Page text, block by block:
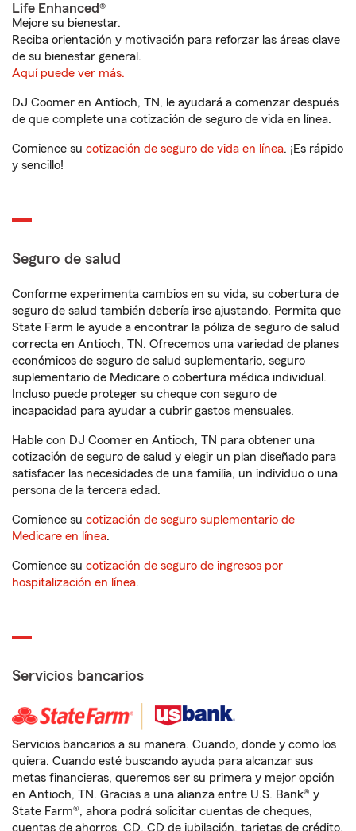
Life Enhanced®
Mejore su bienestar.
Reciba orientación y motivación para reforzar las áreas clave
de su bienestar general.
Aquí puede ver más.
DJ Coomer en Antioch, TN, le ayudará a comenzar después
de que complete una cotización de seguro de vida en línea.
Comience su cotización de seguro de vida en línea. ¡Es rápido
y sencillo!
Seguro de salud
Conforme experimenta cambios en su vida, su cobertura de
seguro de salud también debería irse ajustando. Permita que
State Farm le ayude a encontrar la póliza de seguro de salud
correcta en Antioch, TN. Ofrecemos una variedad de planes
económicos de seguro de salud suplementario, seguro
suplementario de Medicare o cobertura médica individual.
Incluso puede proteger su cheque con seguro de
incapacidad para ayudar a cubrir gastos mensuales.
Hable con DJ Coomer en Antioch, TN para obtener una
cotización de seguro de salud y elegir un plan diseñado para
satisfacer las necesidades de una familia, un individuo o una
persona de la tercera edad.
Comience su cotización de seguro suplementario de
Medicare en línea.
Comience su cotización de seguro de ingresos por
hospitalización en línea.
Servicios bancarios
Servicios bancarios a su manera. Cuando, donde y como los
quiera. Cuando esté buscando ayuda para alcanzar sus
metas financieras, queremos ser su primera y mejor opción
en Antioch, TN. Gracias a una alianza entre U.S. Bank® y
State Farm®, ahora podrá solicitar cuentas de cheques,
cuentas de ahorros, CD, CD de jubilación, tarjetas de crédito,